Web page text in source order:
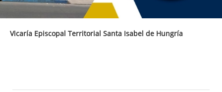
Vicaría Episcopal Territorial Santa Isabel de Hungría